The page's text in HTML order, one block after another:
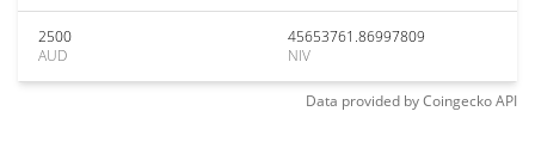
2500
AUD
45653761.86997809
NIV
Data provided byCoingeckoAPI